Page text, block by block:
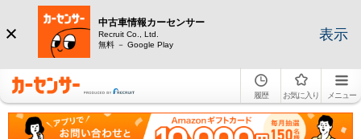
中古車情報カーセンサー
Recruit Co., Ltd.
無料 － Google Play
表示
履歴 お気に入り メニュー